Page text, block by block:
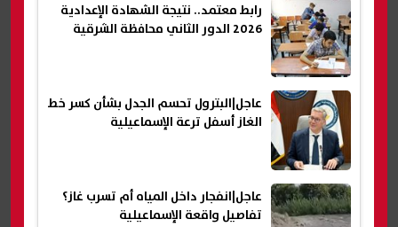
رابط معتمد.. نتيجة الشهادة الإعدادية
2026 الدور الثاني محافظة الشرقية
عاجل|البترول تحسم الجدل بشأن كسر خط
الغاز أسفل ترعة الإسماعيلية
عاجل|انفجار داخل المياه أم تسرب غاز؟
تفاصيل واقعة الإسماعيلية